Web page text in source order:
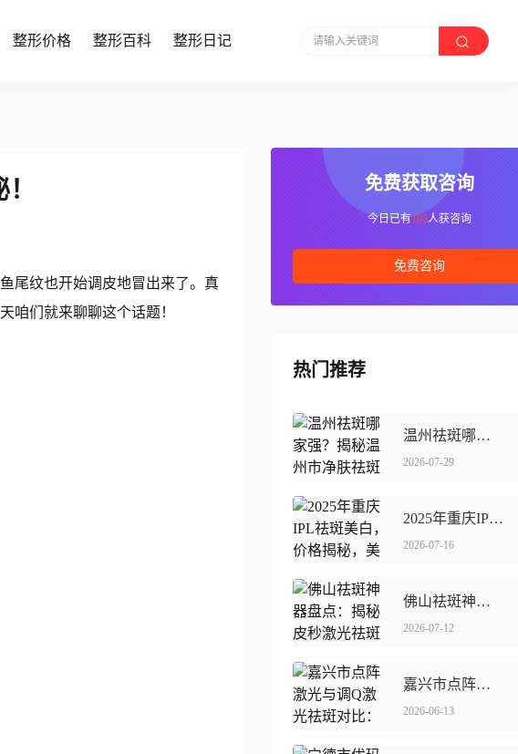
整形价格 整形百科 整形日记 请输入关键词
尾纹也开始调皮地冒出来了。真
咱们就来聊聊这个话题！
免费获取咨询
今日已有105人获咨询
免费咨询
热门推荐
温州祛斑哪家强？揭秘温州市净肤祛斑黄金医院！
2026-07-29
2025年重庆IPL祛斑美白，价格揭秘，美丽不贵！
2026-07-16
佛山祛斑神器盘点：揭秘皮秒激光祛斑哪家强
2026-07-12
嘉兴市点阵激光与调Q激光祛斑对比：哪种更适合你？
2026-06-13